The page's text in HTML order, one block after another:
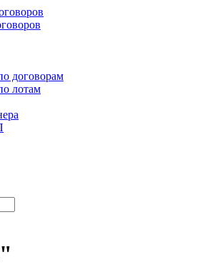
договорам
лотам